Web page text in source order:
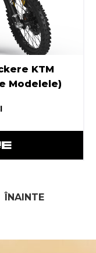
KTM
Modelele)
ÎNAINTE